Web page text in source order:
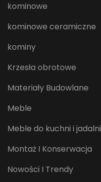
kominowe
kominowe ceramiczne
kominy
Krzesła obrotowe
Materiały Budowlane
Meble
Meble do kuchni i jadalni
Montaż I Konserwacja
Nowości I Trendy